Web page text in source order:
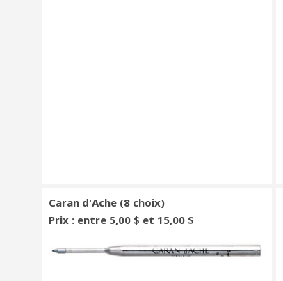
Caran d'Ache (8 choix)
Prix : entre 5,00 $ et 15,00 $